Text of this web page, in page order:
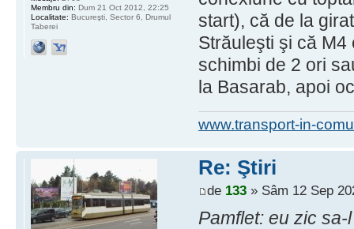
start), că de la
Străuleşti şi că
schimbi de 2 ori
la Basarab, apoi
www.transport-in-
Membru din: Dum 21 Oct 2012, 22:25
Localitate: Bucureşti, Sector 6, Drumul
Taberei
Re: Ştiri
de 133» Sâm 12 Sep
Pamflet: eu zic